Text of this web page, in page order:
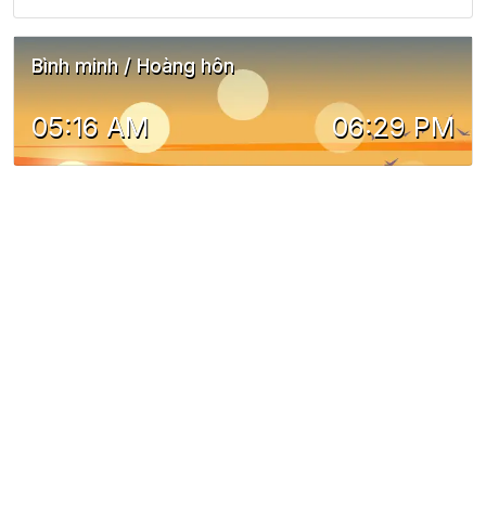
Bình minh / Hoàng hôn
05:16 AM 06:29 PM